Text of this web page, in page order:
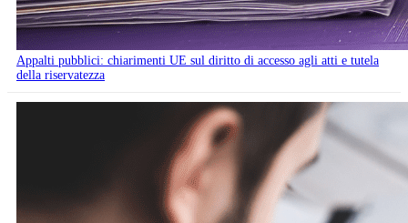
Appalti pubblici: chiarimenti UE sul diritto di accesso agli atti e tutela
della riservatezza